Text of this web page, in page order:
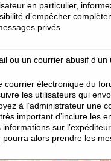
en particulier,
d’empêcher
privés.
ou un courrier abusif
courrier électronique du
les utilisateurs qui
à l’administrateur une
important d’inclure les
sur l’expéditeur
pourra alors prendre les